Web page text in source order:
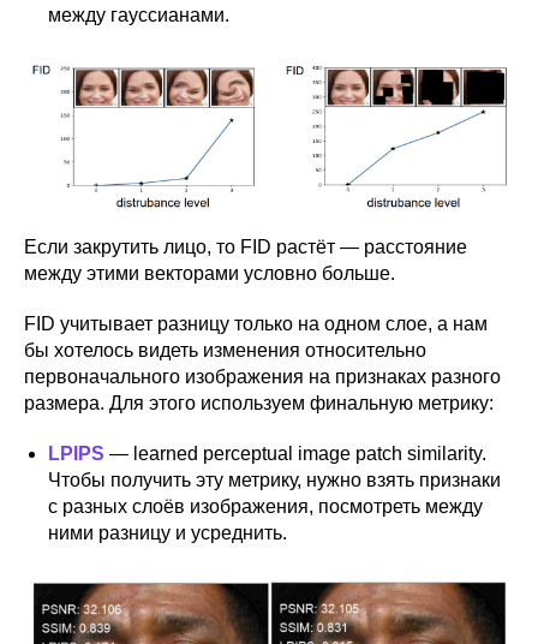
между гауссианами.
Если закрутить лицо, то FID растёт — расстояние
между этими векторами условно больше.
FID учитывает разницу только на одном слое, а нам
бы хотелось видеть изменения относительно
первоначального изображения на признаках разного
размера. Для этого используем финальную метрику:
LPIPS — learned perceptual image patch similarity.
Чтобы получить эту метрику, нужно взять признаки
с разных слоёв изображения, посмотреть между
ними разницу и усреднить.
Общество с ограниченной ответственностью «Авито Тех»
VK
Telegram
YouTube
Habr
tech@avito.ru
Партнёрам
Прессе
pr@avito.ru
НАШИ КУРСЫ
ВАКАНСИИ
МЕРОПРИЯТИЯ